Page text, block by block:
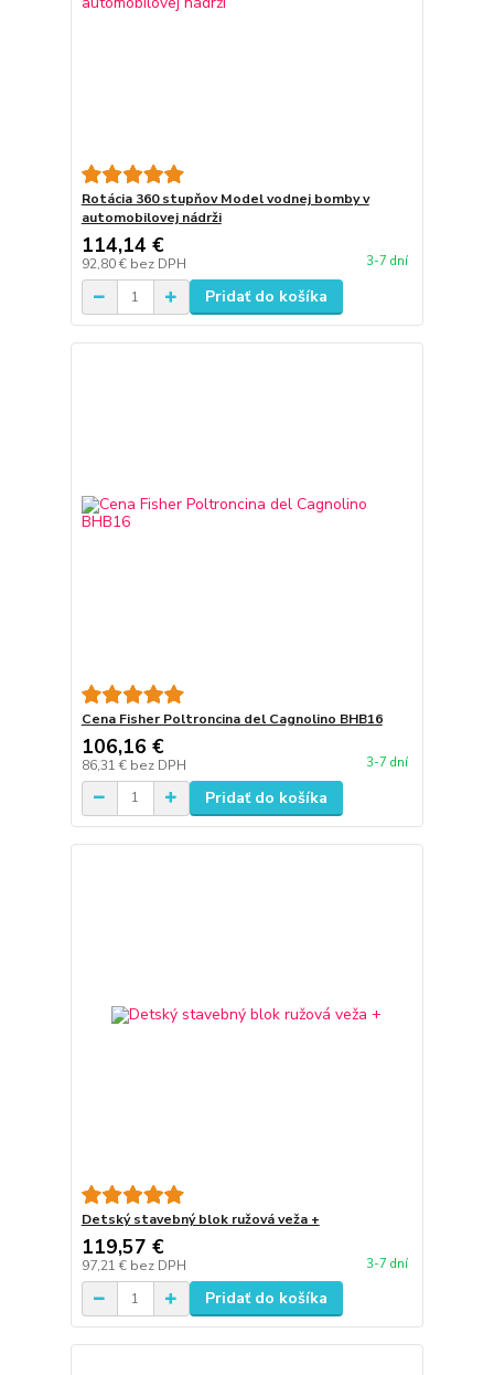
Rotácia 360 stupňov Model vodnej bomby v
automobilovej nádrži
114,14 €
92,80 € bez DPH 3-7 dní
Pridať do košíka
Cena Fisher Poltroncina del Cagnolino BHB16
106,16 €
86,31 € bez DPH 3-7 dní
Pridať do košíka
Detský stavebný blok ružová veža +
119,57 €
97,21 € bez DPH 3-7 dní
Pridať do košíka